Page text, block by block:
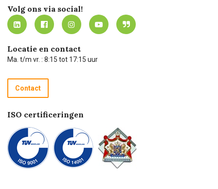
Werken bij Carel Lurvink
MVO
Mijn Carel Lurvink
Mijn Carel Lurvink instructievideo's
Carel Lurvink App
Hulp op afstand
Technische dienst
Recycle programma
Betalen
Innovation LAB
Tevreden klanten
Carel Lurvink Blog
Carel de podcast
Volg ons via social!
Locatie en contact
Ma. t/m vr. : 8:15 tot 17:15 uur
Contact
ISO certificeringen